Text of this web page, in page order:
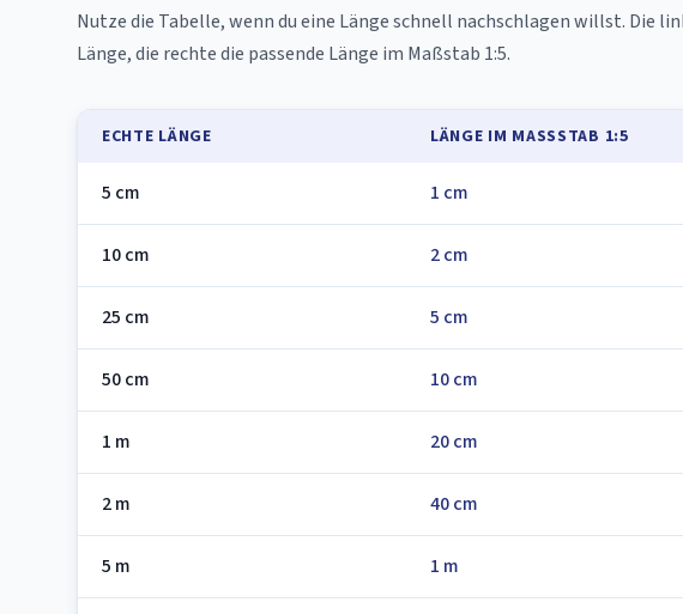
Nutze die Tabelle, wenn du eine Länge schnell nachschlagen willst. Die
Länge, die rechte die passende Länge im Maßstab 1:5.
ECHTE LÄNGE LÄNGE IM MASSSTAB 1:5
5 cm 1 cm
10 cm 2 cm
25 cm 5 cm
50 cm 10 cm
1 m 20 cm
2 m 40 cm
5 m 1 m